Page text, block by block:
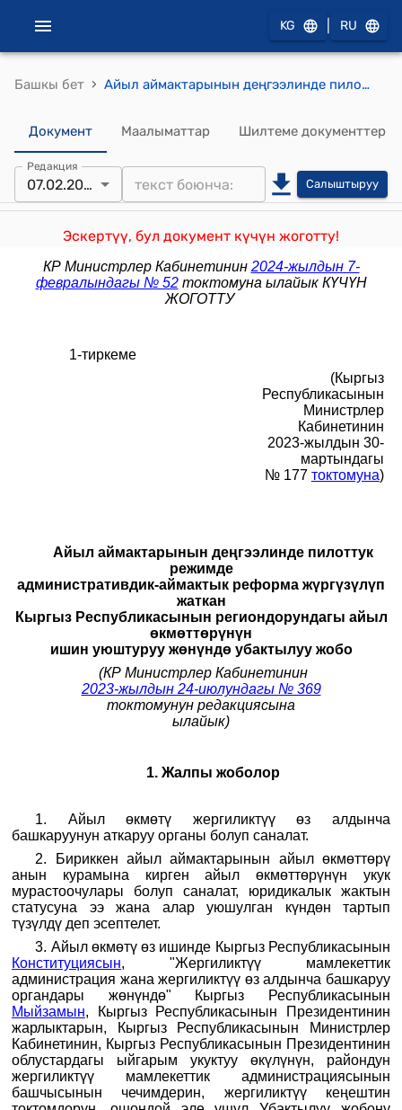
KG RU
Башкы бет › Айыл аймактарынын деңгээлинде пилоттук режимде административдик-аймактык реформа жүргүзүлүп жаткан Кыргыз Республикасынын региондорундагы айыл өкмөттөрүнүн ишин уюштуруу жөнүндө убактылуу жобо (Кыргыз Республикасынын Министрлер Кабинетинин 2023-жылдын 30-мартындагы № 177 токтомуна)
Документ Маалыматтар Шилтеме документтер
Редакция
07.02.2024 Салыштыруу
Эскертүү, бул документ күчүн жоготту!